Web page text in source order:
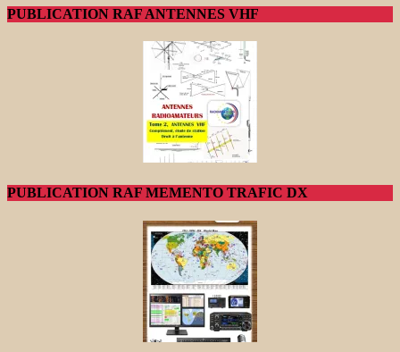
PUBLICATION RAF ANTENNES VHF
PUBLICATION RAF MEMENTO TRAFIC DX